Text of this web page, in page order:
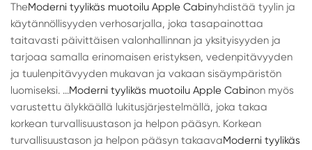
TheModerni tyylikäs muotoilu Apple Cabinyhdistää tyylin ja
käytännöllisyyden verhosarjalla, joka tasapainottaa
taitavasti päivittäisen valonhallinnan ja yksityisyyden ja
tarjoaa samalla erinomaisen eristyksen, vedenpitävyyden
ja tuulenpitävyyden mukavan ja vakaan sisäympäristön
luomiseksi. ...Moderni tyylikäs muotoilu Apple Cabinon myös
varustettu älykkäällä lukitusjärjestelmällä, joka takaa
korkean turvallisuustason ja helpon pääsyn. Korkean
turvallisuustason ja helpon pääsyn takaavaModerni tyylikäs